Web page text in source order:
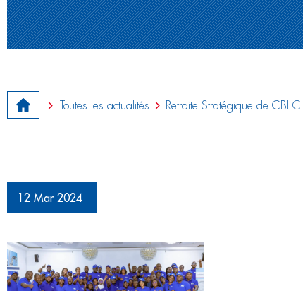
Toutes les actualités Retraite Stratégique de CBI CI
12 Mar 2024